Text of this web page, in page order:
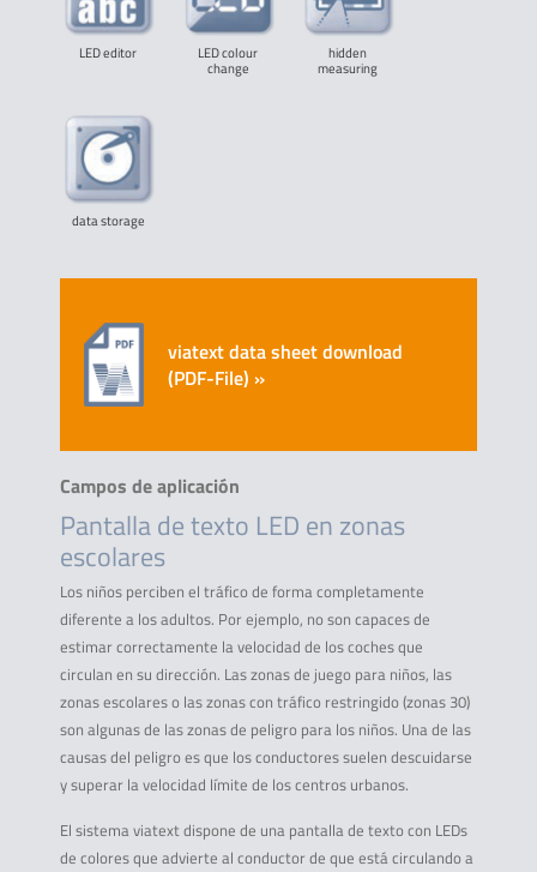
LED editor LED colour
change
hidden
measuring
data storage
viatext data sheet download
(PDF-File) »
Campos de aplicación
Pantalla de texto LED en zonas
escolares
Los niños perciben el tráfico de forma completamente
diferente a los adultos. Por ejemplo, no son capaces de
estimar correctamente la velocidad de los coches que
circulan en su dirección. Las zonas de juego para niños, las
zonas escolares o las zonas con tráfico restringido (zonas 30)
son algunas de las zonas de peligro para los niños. Una de las
causas del peligro es que los conductores suelen descuidarse
y superar la velocidad límite de los centros urbanos.
El sistema viatext dispone de una pantalla de texto con LEDs
de colores que advierte al conductor de que está circulando a